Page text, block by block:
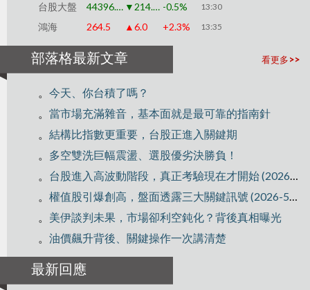
台股大盤 44396.70 ▼214.90 -0.5% 13:30
鴻海 264.5 ▲6.0 +2.3% 13:35
看更多>>
部落格最新文章
。 今天、你台積了嗎？
。 當市場充滿雜音，基本面就是最可靠的指南針
。 結構比指數更重要，台股正進入關鍵期
。 多空雙洗巨幅震盪、選股優劣決勝負！
。 台股進入高波動階段，真正考驗現在才開始 (2026-5-21)
。 權值股引爆創高，盤面透露三大關鍵訊號 (2026-5-6)
。 美伊談判未果，市場卻利空鈍化？背後真相曝光
。 油價飆升背後、關鍵操作一次講清楚
最新回應